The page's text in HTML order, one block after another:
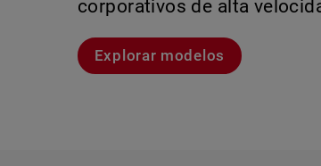
corporativos de alta
Explorar modelos
Explore o CloudDR
Conheça Rai
Conheça o WatchGuard EDR